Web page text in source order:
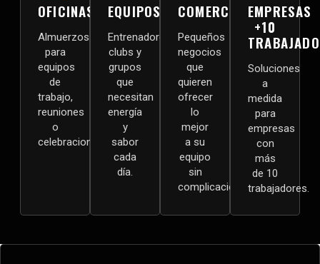
OFICINAS
Almuerzos
para
equipos
de
trabajo,
reuniones
o
celebraciones.
EQUIPOS
Entrenadores,
clubs y
grupos
que
necesitan
energía
y
sabor
cada
día.
COMERCIOS
Pequeños
negocios
que
quieren
ofrecer
lo
mejor
a su
equipo
sin
complicaciones.
EMPRESAS
+10
Soluciones
a
medida
para
empresas
con
más
de 10
trabajadores.